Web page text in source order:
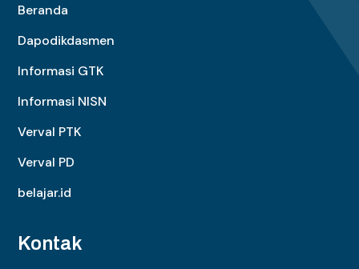
Beranda
Dapodikdasmen
Informasi GTK
Informasi NISN
Verval PTK
Verval PD
belajar.id
Kontak